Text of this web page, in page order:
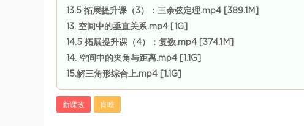
13.5 拓展提升课（3）：三余弦定理.mp4 [389.1M]
13. 空间中的垂直关系.mp4 [1G]
14.5 拓展提升课（4）：复数.mp4 [374.1M]
14. 空间中的夹角与距离.mp4 [1.1G]
15.解三角形综合上.mp4 [1.1G]
新课改 肖晗